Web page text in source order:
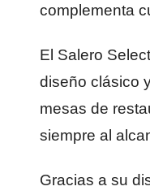
complementa
El Salero
diseño clásico
mesas de
siempre al
Gracias a su